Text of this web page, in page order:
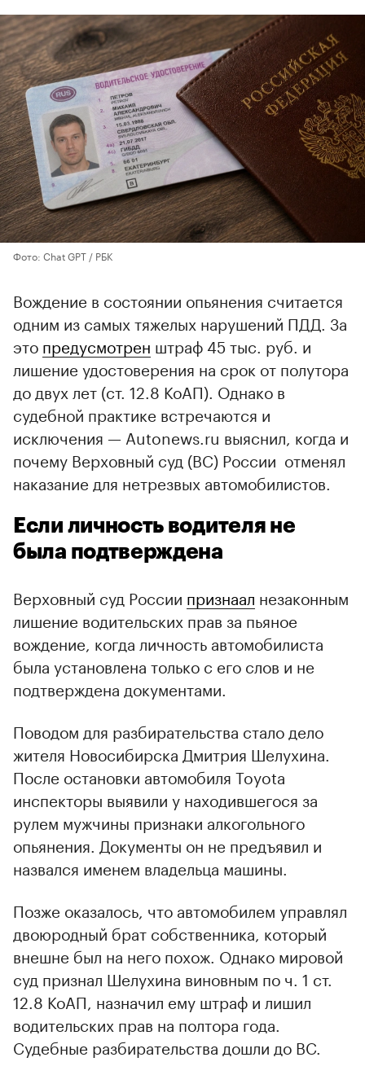
Фото: Chat GPT / РБК
Вождение в состоянии опьянения считается
одним из самых тяжелых нарушений ПДД. За
это предусмотрен штраф 45 тыс. руб. и
лишение удостоверения на срок от полутора
до двух лет (ст. 12.8 КоАП). Однако в
судебной практике встречаются и
исключения — Autonews.ru выяснил, когда и
почему Верховный суд (ВС) России отменял
наказание для нетрезвых автомобилистов.
Если личность водителя не
была подтверждена
00:00 / 00:00
Верховный суд России признаал незаконным
лишение водительских прав за пьяное
вождение, когда личность автомобилиста
была установлена только с его слов и не
подтверждена документами.
Поводом для разбирательства стало дело
жителя Новосибирска Дмитрия Шелухина.
После остановки автомобиля Toyota
инспекторы выявили у находившегося за
рулем мужчины признаки алкогольного
опьянения. Документы он не предъявил и
назвался именем владельца машины.
Позже оказалось, что автомобилем управлял
двоюродный брат собственника, который
внешне был на него похож. Однако мировой
суд признал Шелухина виновным по ч. 1 ст.
12.8 КоАП, назначил ему штраф и лишил
водительских прав на полтора года.
Судебные разбирательства дошли до ВС.